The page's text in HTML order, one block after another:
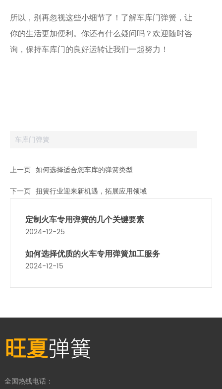
所以，别再忽视这些小细节了！了解车库门弹簧，让
你的生活更加便利。你还有什么疑问吗？欢迎随时咨
询，保持车库门的良好运转让我们一起努力！
车库门弹簧
上一页 如何选择适合您车库的弹簧类型
下一页 扭簧行业迎来新机遇，拓展应用领域
定制火车专用弹簧的几个关键要素
2024-12-25
如何选择优质的火车专用弹簧加工服务
2024-12-15
旺夏弹簧
全国热线电话：